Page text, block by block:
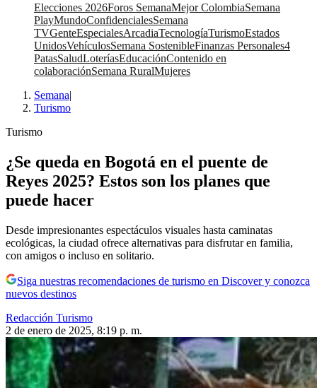
Elecciones 2026Foros SemanaMejor ColombiaSemana
PlayMundoConfidencialesSemana
TVGenteEspecialesArcadiaTecnologíaTurismoEstados
UnidosVehículosSemana SostenibleFinanzas Personales4
PatasSaludLoteríasEducaciónContenido en
colaboraciónSemana RuralMujeres
Semana|
Turismo
Turismo
¿Se queda en Bogotá en el puente de
Reyes 2025? Estos son los planes que
puede hacer
Desde impresionantes espectáculos visuales hasta caminatas
ecológicas, la ciudad ofrece alternativas para disfrutar en familia,
con amigos o incluso en solitario.
Siga nuestras recomendaciones de turismo en Discover y conozca
nuevos destinos
Redacción Turismo
2 de enero de 2025, 8:19 p. m.